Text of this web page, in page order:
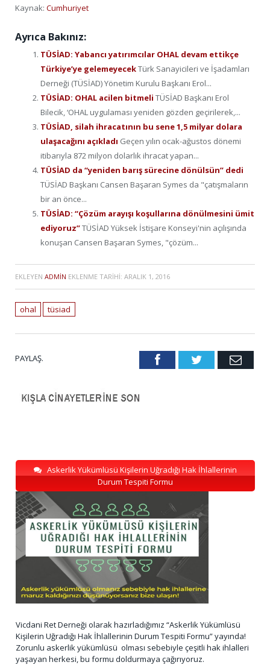
Kaynak: Cumhuriyet
Ayrıca Bakınız:
TÜSİAD: Yabancı yatırımcılar OHAL devam ettikçe
Türkiye’ye gelemeyecekTürk Sanayicileri ve İşadamları
Derneği (TÜSİAD) Yönetim Kurulu Başkanı Erol...
TÜSİAD: OHAL acilen bitmeli TÜSİAD Başkanı Erol
Bilecik, ‘OHAL uygulaması yeniden gözden geçirilerek,...
TÜSİAD, silah ihracatının bu sene 1,5 milyar dolara
ulaşacağını açıkladı Geçen yılın ocak-ağustos dönemi
itibarıyla 872 milyon dolarlık ihracat yapan...
TÜSİAD da “yeniden barış sürecine dönülsün” dedi
TÜSİAD Başkanı Cansen Başaran Symes da "çatışmaların
bir an önce...
TÜSİAD: “Çözüm arayışı koşullarına dönülmesini ümit
ediyoruz”TÜSİAD Yüksek İstişare Konseyi'nin açılışında
konuşan Cansen Başaran Symes, "çözüm...
EKLEYEN ADMIN EKLENME TARIHI: ARALIK 1, 2016
ohal tüsiad
PAYLAŞ. FacebookTwitter Email
Askerlik Yükümlüsü Kişilerin Uğradığı Hak İhlallerinin
Durum Tespiti Formu
Vicdani Ret Derneği olarak hazırladığımız “Askerlik Yükümlüsü
Kişilerin Uğradığı Hak İhlallerinin Durum Tespiti Formu” yayında!
Zorunlu askerlik yükümlüsü olması sebebiyle çeşitli hak ihlalleri
yaşayan herkesi, bu formu doldurmaya çağırıyoruz.